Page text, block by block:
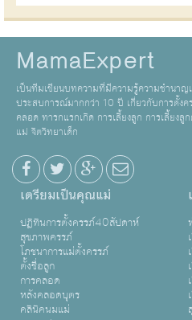
MamaExpert
เป็นทีมเขียนบทความที่มีความรู้ความชำนาญ
ประสบการณ์มากกว่า 10 ปี เกี่ยวกับการตั้งค
คลอด ทารกแรกเกิด การเลี้ยงลูก การเลี้ยงลู
แม่ จิตวิทยาเด็ก
เตรียมเป็นคุณแม่
ปฏิทินการตั้งครรภ์40สัปดาห์
สุขภาพครรภ์
โภชนาการแม่ตั้งครรภ์
ตั้งชื่อลูก
การคลอด
หลังคลอดบุตร
คลินิคนมแม่